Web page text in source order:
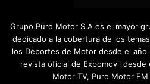
Grupo Puro Motor S.A es el mayor
dedicado a la cobertura de los
los Deportes de Motor desde el año
revista oficial de Expomovil desde
Motor TV, Puro Motor